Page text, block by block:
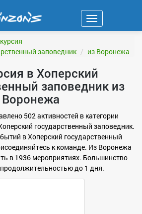
Навигация
заповедник
из Воронежа
в Хоперский
заповедник из
Воронежа
502 активностей в категории
государственный заповедник.
в Хоперский государственный
к команде. Из Воронежа
в 1936 мероприятиях. Большинство
до 1 дня.